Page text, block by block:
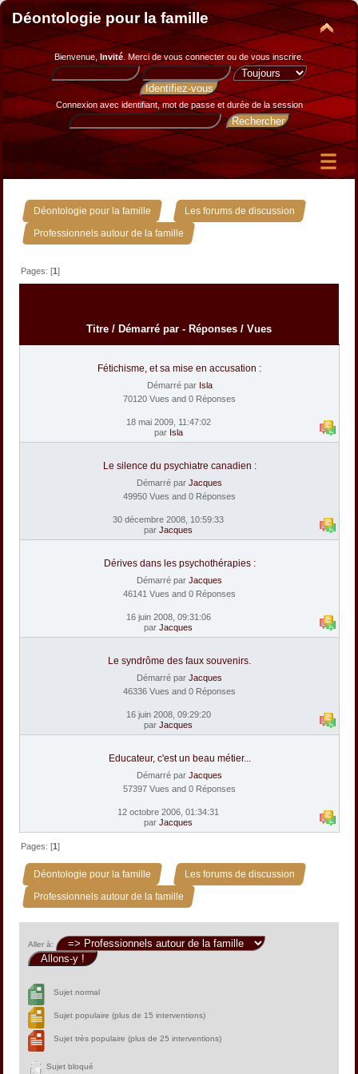
Déontologie pour la famille
Bienvenue, Invité. Merci devous connecter ou de vous inscrire.
Connexion avec identifiant, mot de passe et durée de la session
Déontologie pour la famille » Les forums de discussion »
Professionnels autour de la famille
Pages: [1]
Titre / Démarré par - Réponses / Vues
Fétichisme, et sa mise en accusation :
Démarré par Isla
70120 Vues and 0 Réponses
18 mai 2009, 11:47:02
par Isla
Le silence du psychiatre canadien :
Démarré par Jacques
49950 Vues and 0 Réponses
30 décembre 2008, 10:59:33
par Jacques
Dérives dans les psychothérapies :
Démarré par Jacques
46141 Vues and 0 Réponses
16 juin 2008, 09:31:06
par Jacques
Le syndrôme des faux souvenirs.
Démarré par Jacques
46336 Vues and 0 Réponses
16 juin 2008, 09:29:20
par Jacques
Educateur, c'est un beau métier...
Démarré par Jacques
57397 Vues and 0 Réponses
12 octobre 2006, 01:34:31
par Jacques
Pages: [1]
Déontologie pour la famille » Les forums de discussion »
Professionnels autour de la famille
Aller à:
Sujet normal
Sujet populaire (plus de 15 interventions)
Sujet très populaire (plus de 25 interventions)
Sujet bloqué